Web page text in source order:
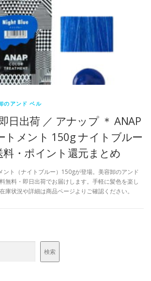
のアンド ベル
日出荷 ／ アナップ ＊ ANAP
トメント 150g ナイトブルー
料・ポイント還元まとめ
ント（ナイトブルー）150gが登場。美容卸のアンド
無料・即日出荷でお届けします。手軽に髪色を楽し
庫状況や詳細は商品ページよりご確認ください。
検索